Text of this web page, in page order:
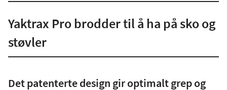
Yaktrax Pro brodder til å ha på sko og
støvler
Det patenterte design gir optimalt grep og